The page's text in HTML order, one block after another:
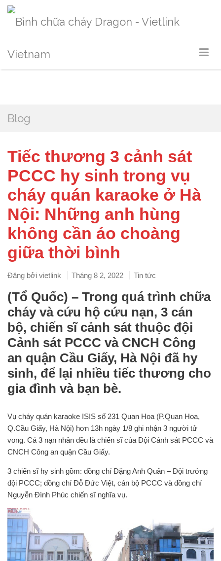
Blog
Tiếc thương 3 cảnh sát
PCCC hy sinh trong vụ
cháy quán karaoke ở Hà
Nội: Những anh hùng
không cần áo choàng
giữa thời bình
Đăng bởi vietlink Tháng 8 2, 2022 Tin tức
(Tổ Quốc) – Trong quá trình chữa
cháy và cứu hộ cứu nạn, 3 cán
bộ, chiến sĩ cảnh sát thuộc đội
Cảnh sát PCCC và CNCH Công
an quận Cầu Giấy, Hà Nội đã hy
sinh, để lại nhiều tiếc thương cho
gia đình và bạn bè.
Vụ cháy quán karaoke ISIS số 231 Quan Hoa (P.Quan Hoa,
Q.Cầu Giấy, Hà Nội) hơn 13h ngày 1/8 ghi nhận 3 người tử
vong. Cả 3 nạn nhân đều là chiến sĩ của Đội Cảnh sát PCCC và
CNCH Công an quận Cầu Giấy.
3 chiến sĩ hy sinh gồm: đồng chí Đặng Anh Quân – Đội trưởng
đội PCCC; đồng chí Đỗ Đức Việt, cán bộ PCCC và đồng chí
Nguyễn Đình Phúc chiến sĩ nghĩa vụ.